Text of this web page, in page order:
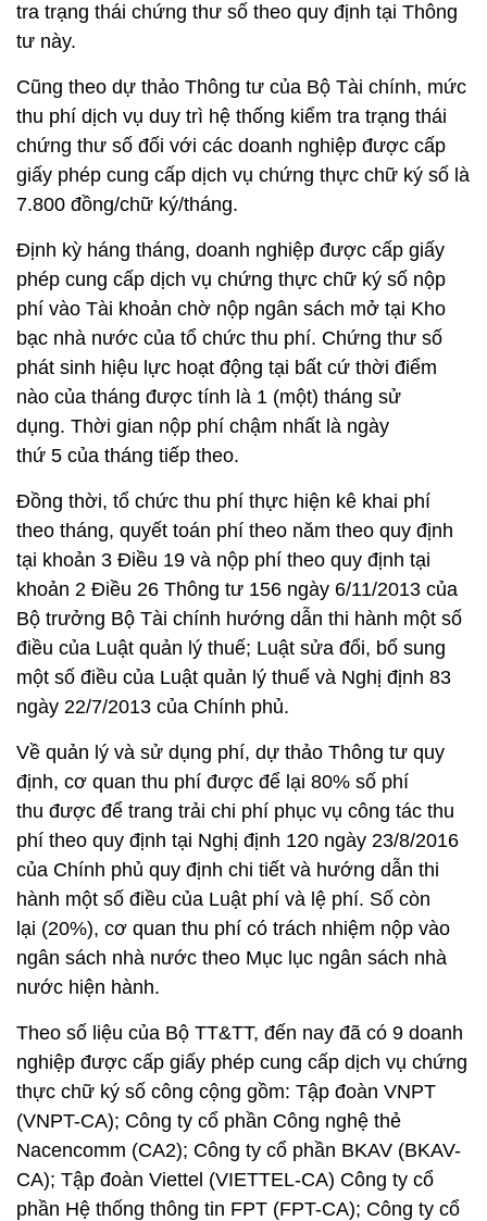
tra trạng thái chứng thư số theo quy định tại Thông
tư này.
Cũng theo dự thảo Thông tư của Bộ Tài chính, mức
thu phí dịch vụ duy trì hệ thống kiểm tra trạng thái
chứng thư số đối với các doanh nghiệp được cấp
giấy phép cung cấp dịch vụ chứng thực chữ ký số là
7.800 đồng/chữ ký/tháng.
Định kỳ háng tháng, doanh nghiệp được cấp giấy
phép cung cấp dịch vụ chứng thực chữ ký số nộp
phí vào Tài khoản chờ nộp ngân sách mở tại Kho
bạc nhà nước của tổ chức thu phí. Chứng thư số
phát sinh hiệu lực hoạt động tại bất cứ thời điểm
nào của tháng được tính là 1 (một) tháng sử
dụng. Thời gian nộp phí chậm nhất là ngày
thứ 5 của tháng tiếp theo.
Đồng thời, tổ chức thu phí thực hiện kê khai phí
theo tháng, quyết toán phí theo năm theo quy định
tại khoản 3 Điều 19 và nộp phí theo quy định tại
khoản 2 Điều 26 Thông tư 156 ngày 6/11/2013 của
Bộ trưởng Bộ Tài chính hướng dẫn thi hành một số
điều của Luật quản lý thuế; Luật sửa đổi, bổ sung
một số điều của Luật quản lý thuế và Nghị định 83
ngày 22/7/2013 của Chính phủ.
Về quản lý và sử dụng phí, dự thảo Thông tư quy
định, cơ quan thu phí được để lại 80% số phí
thu được để trang trải chi phí phục vụ công tác thu
phí theo quy định tại Nghị định 120 ngày 23/8/2016
của Chính phủ quy định chi tiết và hướng dẫn thi
hành một số điều của Luật phí và lệ phí. Số còn
lại (20%), cơ quan thu phí có trách nhiệm nộp vào
ngân sách nhà nước theo Mục lục ngân sách nhà
nước hiện hành.
Theo số liệu của Bộ TT&TT, đến nay đã có 9 doanh
nghiệp được cấp giấy phép cung cấp dịch vụ chứng
thực chữ ký số công cộng gồm: Tập đoàn VNPT
(VNPT-CA); Công ty cổ phần Công nghệ thẻ
Nacencomm (CA2); Công ty cổ phần BKAV (BKAV-
CA); Tập đoàn Viettel (VIETTEL-CA) Công ty cổ
phần Hệ thống thông tin FPT (FPT-CA); Công ty cổ